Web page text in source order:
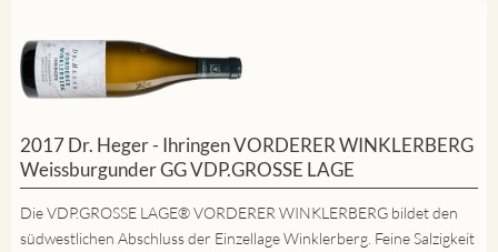
2017 Dr. Heger - Ihringen VORDERER WINKLERBERG
Weissburgunder GG VDP.GROSSE LAGE
Die VDP.GROSSE LAGE® VORDERER WINKLERBERG bildet den
südwestlichen Abschluss der Einzellage Winklerberg. Feine Salzigkeit